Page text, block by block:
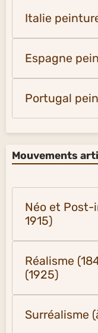
Italie
Espagne
Portugal
Mouvements
Néo et Post-
1915)
Réalisme
(1925)
Surréalisme